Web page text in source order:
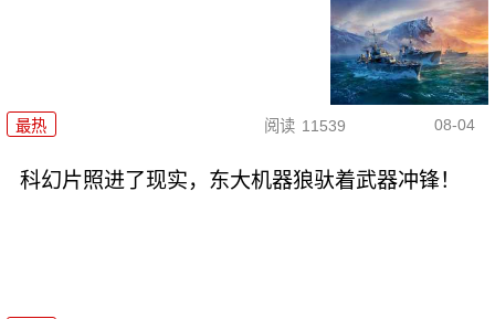
最热 阅读 11539 08-04
科幻片照进了现实，东大机器狼驮着武器冲锋！